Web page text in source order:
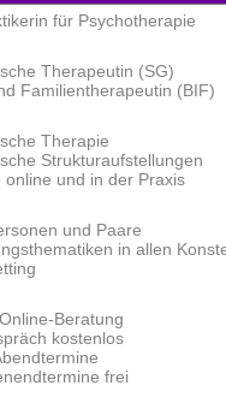
für Psychotherapie
Therapeutin (SG)
Familientherapeutin (BIF)
Therapie
Strukturaufstellungen
online und in der Praxis
und Paare
in allen
Beratung
kostenlos
frei